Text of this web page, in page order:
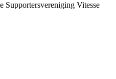
Vitesse